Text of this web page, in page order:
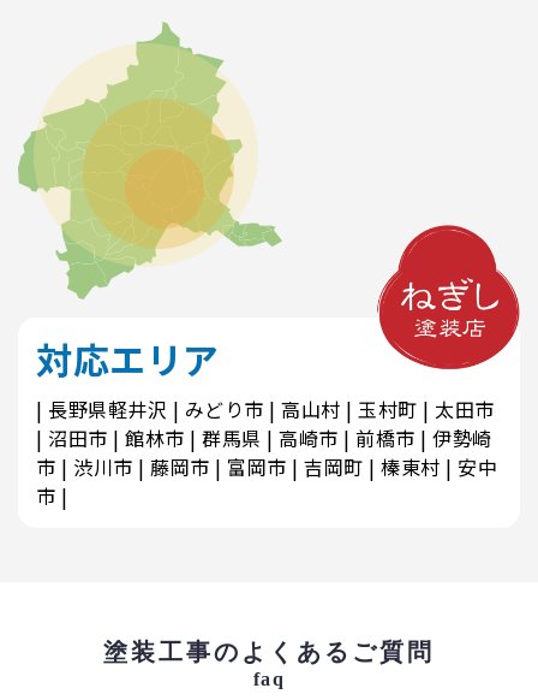
対応エリア
長野県軽井沢 みどり市 高山村 玉村町
太田市
沼田市
館林市 群馬県 高崎市 前橋市
伊勢崎
市
渋川市 藤岡市 富岡市 吉岡町 榛東村
安中
市
塗装工事のよくあるご質問
faq